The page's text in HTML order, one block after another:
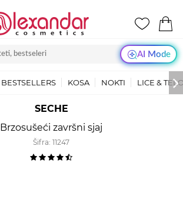
AI Mode
BESTSELLERS KOSA NOKTI LICE &
SECHE
Brzosušeći završni sjaj
Šifra: 11247